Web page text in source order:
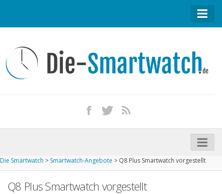
Kontakt / Tipp geben
Impressum
iPhone kaufen
Startseite
Aktuelle Smartwatches im Test
Die Smartwatch > Smartwatch-Angebote > Q8 Plus Smartwatch vorgestellt
Q8 Plus Smartwatch vorgestellt